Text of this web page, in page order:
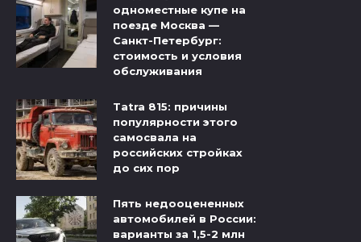
одноместные купе на
поезде Москва —
Санкт-Петербург:
стоимость и условия
обслуживания
Tatra 815: причины
популярности этого
самосвала на
российских стройках
до сих пор
Пять недооцененных
автомобилей в России:
варианты за 1,5-2 млн